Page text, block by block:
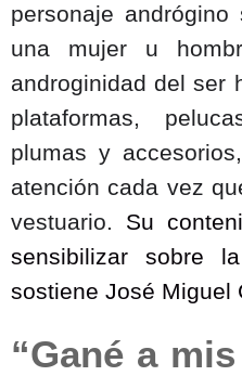
personaje
una mujer u
androginidad delser
plataformas,
plumas y
atención cada vez
vestuario.
Su
sensibilizar sobre
sostiene José Miguel
“Gané a